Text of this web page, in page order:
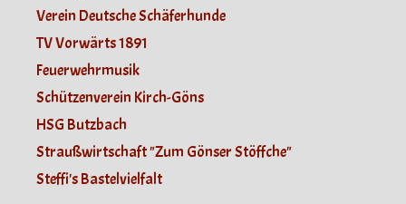
Verein Deutsche Schäferhunde
TV Vorwärts 1891
Feuerwehrmusik
Schützenverein Kirch-Göns
HSG Butzbach
Straußwirtschaft "Zum Gönser Stöffche"
Steffi's Bastelvielfalt